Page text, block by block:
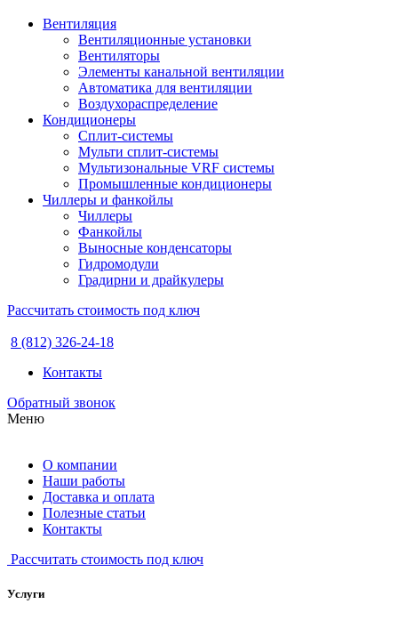
Вентиляция
Вентиляционные установки
Вентиляторы
Элементы канальной вентиляции
Автоматика для вентиляции
Воздухораспределение
Кондиционеры
Сплит-системы
Мульти сплит-системы
Мультизональные VRF системы
Промышленные кондиционеры
Чиллеры и фанкойлы
Чиллеры
Фанкойлы
Выносные конденсаторы
Гидромодули
Градирни и драйкулеры
Рассчитать стоимость под ключ
8 (812) 326-24-18
Контакты
Обратный звонок
Меню
О компании
Наши работы
Доставка и оплата
Полезные статьи
Контакты
Рассчитать стоимость под ключ
Услуги